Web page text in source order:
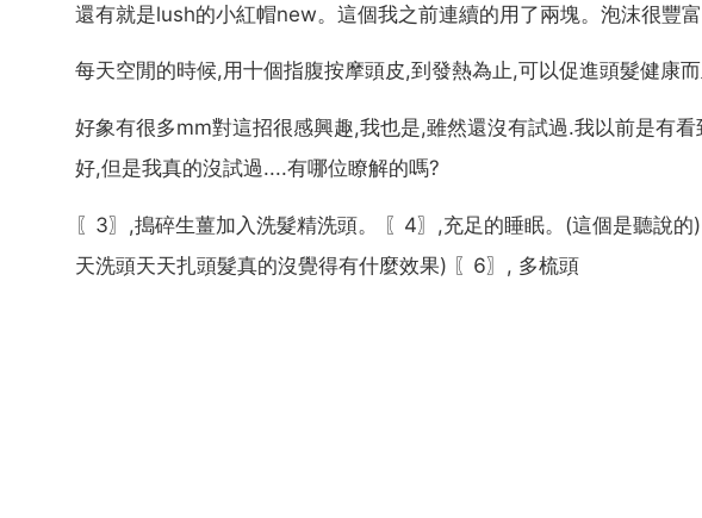
還有就是lush的小紅帽new。這個我之前連續的用了兩塊。泡沫很豐富
每天空閒的時候,用十個指腹按摩頭皮,到發熱為止,可以促進頭髮健康
好象有很多mm對這招很感興趣,我也是,雖然還沒有試過.我以前是有
好,但是我真的沒試過....有哪位瞭解的嗎?
〖3〗,搗碎生薑加入洗髮精洗頭。 〖4〗,充足的睡眠。(這個是聽說
天洗頭天天扎頭髮真的沒覺得有什麼效果) 〖6〗, 多梳頭